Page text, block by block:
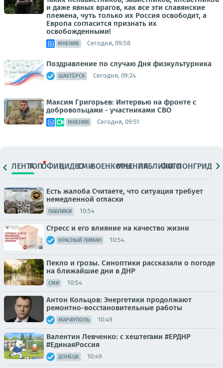
и даже явных врагов, как все эти славянские
племена, чуть только их Россия освободит, а
Европа согласится признать их
освобожденными!
МНЕНИЯ Сегодня, 09:58
Поздравление по случаю Дня физкультурника
ШАХТЁРСК Сегодня, 09:24
Максим Григорьев: Интервью на фронте с
добровольцами - участниками СВО
МНЕНИЯ Сегодня, 09:51
ЛЕНТАТОПОФИЦ.ВИДЕОСМИВОЕНКОРЫМНЕНИЯПАБЛИКИ
ФОТОЛОНГРИДЫ
Есть жалоба Считаете, что ситуация требует
немедленной огласки
ПАБЛИКИ 10:54
Стресс и его влияние на качество жизни
КРАСНЫЙ ЛИМАН 10:54
Пекло и грозы. Синоптики рассказали о погоде
на ближайшие дни в ДНР
СМИ 10:54
Антон Кольцов: Энергетики продолжают
ремонтно-восстановительные работы
МАРИУПОЛЬ 10:49
Валентин Левченко: с хештегами #ЕРДНР
#ЕдинаяРоссия
ДОНЕЦК 10:49